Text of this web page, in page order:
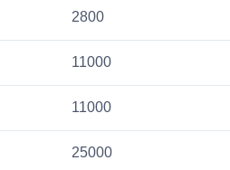
2800
11000
11000
25000